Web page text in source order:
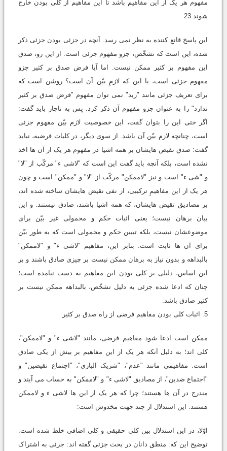
مفهوم هر یک از این مفاهیم باشد تا این مفاهیم از کلی بودن خارج
شوند.23
این پاسخ قانع کننده به نظر نمی رسد. آنچه در جزئی بودن جزئی ذکر
شده، این است که تشخّص، جزو مفهوم جزئی است. از این رو، صدق
این مفهوم بر کثیر ممکن نیست. اما آیا فرض صدق بر کثیر جزو
مفهوم جزئی است، یا این که لازمِ بیّن آن است؟ روشن است که
برای تعریف جزئی مانند "زید" نمی توان مفهوم "فرض صدق بر کثیر
ندارد" را به عنوان جزو مفهوم آن ذکر کرد. پس به ناچار باید گفت:
اگر حتی این را بتوان گفت، این خصوصیت لازم بیّن مفهوم جزئی
است، چنانچه لازم بیّن آن باشد. از سوی دیگر، در کلیات فرضیه، نباید
گفت: صدق نقیض هایشان بر همه اشیا در مفهوم هر یک از آن ها اخذ
نشده است، بلکه آنچه باید گفت این است که "لاشی ء" مرکّب از "لا"
و "شی ء" است و نیز "لاممکن" مرکّب از "لا" و "ممکن" است و چون
هر یک از این مفاهیمِ ترکیبی، از نفی نقیض هایشان ساخته شده اند،
بر مصادیق نقیض هایشان، که همه اشیا باشند، صادق نیستند. و این
بیان برهان نیست؛ یعنی اثبات حکم و محمولی غیر بیّن برای
موضوعشان نیست، بلکه تبیین حکم و محمولی است که به طور بیّن
برای آن ها ثابت است. بنابر این، مفاهیم "لاشی ء" و "لاممکن"
بالبداهه و بدون نیاز به برهان ممکن نیست بر چیزی صادق باشند و بر
این اساس، دلیلی بر کلی بودن این مفاهیم به دست نیامده است؛
چنان که ادعا شده جزئی به دلیل تشخّص، بالبداهه ممکن نیست بر
کثیر صادق باشد.
5. اثبات کلی بودن مفاهیم فرضی از راه صدق بر کثیر
ممکن است ادعا شود مفاهیم فرضی، مانند "لاشی ء" و "لاممکن"،
کلی اند؛ به دلیل آنکه هر یک از این مفاهیم بر بیش از یکی صادق
است. مفاهیمی مانند "عدم"، "شریک الباری"، "اجتماع نقیضین" و
"اجتماع ضدین"، از مصادیق "لاشی ء" و "لاممکن" به حساب می آیند و
مندرج در آن ها هستند؛ چرا که هر یک از این ها لاشی ء و لاممکن
هستند. این استدلال از چند جهت مخدوش است:
اوّلا، در این استدلال بین کلی حقیقی و کلی اضافی خلط شده است.
توضیح این که: منطق دانان در بحث جزئی گفته اند: جزئی به اشتراک